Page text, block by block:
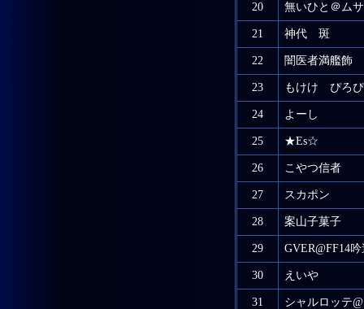
20 無いひと＠ム
21 神代 斑
22 闇医者満艦飾
23 もけけ ぴろ
24 よーし
25 ★Es☆
26 こやつ信者
27 スカポン
28 案山子菓子
29 GVER@FF14
30 えいや
31 シャルロッテ